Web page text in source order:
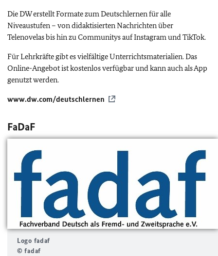
Die DW erstellt Formate zum Deutschlernen für alle
Niveaustufen – von didaktisierten Nachrichten über
Telenovelas bis hin zu Communitys auf Instagram und TikTok.
Für Lehrkräfte gibt es vielfältige Unterrichtsmaterialien. Das
Online-Angebot ist kostenlos verfügbar und kann auch als App
genutzt werden.
www.dw.com/deutschlernen
FaDaF
Logo fadaf
© fadaf